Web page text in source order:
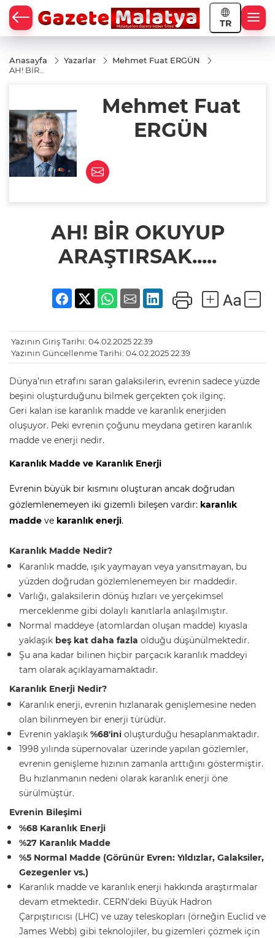
TR
Anasayfa Yazarlar
Mehmet Fuat ERGÜN
AH! BİR
Mehmet Fuat
ERGÜN
AH! BİR OKUYUP
ARAŞTIRSAK.....
Yazının Giriş Tarihi: 04.02.2025 22:39
Yazının Güncellenme Tarihi: 04.02.2025 22:39
Dünya’nın etrafını saran galaksilerin, evrenin sadece yüzde
beşini oluşturduğunu bilmek gerçekten çok ilginç.
Geri kalan ise karanlık madde ve karanlık enerjiden
oluşuyor. Peki evrenin çoğunu meydana getiren karanlık
madde ve enerji nedir.
Karanlık Madde ve Karanlık Enerji
Evrenin büyük bir kısmını oluşturan ancak doğrudan
gözlemlenemeyen iki gizemli bileşen vardır: karanlık
madde ve karanlık enerji.
Karanlık Madde Nedir?
Karanlık madde, ışık yaymayan veya yansıtmayan, bu
yüzden doğrudan gözlemlenemeyen bir maddedir.
Varlığı, galaksilerin dönüş hızları ve yerçekimsel
merceklenme gibi dolaylı kanıtlarla anlaşılmıştır.
Normal maddeye (atomlardan oluşan madde) kıyasla
yaklaşık beş kat daha fazla olduğu düşünülmektedir.
Şu ana kadar bilinen hiçbir parçacık karanlık maddeyi
tam olarak açıklayamamaktadır.
Karanlık Enerji Nedir?
Karanlık enerji, evrenin hızlanarak genişlemesine neden
olan bilinmeyen bir enerji türüdür.
Evrenin yaklaşık %68'ini oluşturduğu hesaplanmaktadır.
1998 yılında süpernovalar üzerinde yapılan gözlemler,
evrenin genişleme hızının zamanla arttığını göstermiştir.
Bu hızlanmanın nedeni olarak karanlık enerji öne
sürülmüştür.
Evrenin Bileşimi
%68 Karanlık Enerji
%27 Karanlık Madde
%5 Normal Madde (Görünür Evren: Yıldızlar, Galaksiler,
Gezegenler vs.)
Karanlık madde ve karanlık enerji hakkında araştırmalar
devam etmektedir. CERN'deki Büyük Hadron
Çarpıştırıcısı (LHC) ve uzay teleskopları (örneğin Euclid ve
James Webb) gibi teknolojiler, bu gizemleri çözmek için